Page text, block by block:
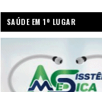
SAÚDE EM 1º LUGAR